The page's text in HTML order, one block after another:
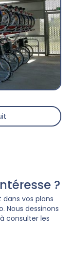
?
vos plans
Nous dessinons
consulter les